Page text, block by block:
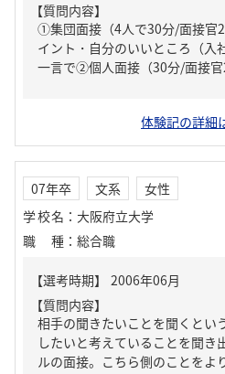
【質問内容】
①集団面接（4人で30分/面接官
イント・自分のいいところ（入
一言で②個人面接（30分/面接
体験記の詳細
07年卒 文系
女性
学校名 ： 大阪府立大学
職種 ： 総合職
【質問内容】
相手の聞きたいことを聞くとい
したいと考えていることを聞き
ルの面接。こちら側のことをよ